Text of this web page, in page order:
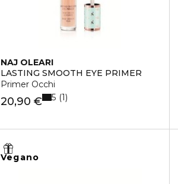
NAJ OLEARI
LASTING SMOOTH EYE PRIMER
Primer Occhi
20,90 € 5 1
Vegano